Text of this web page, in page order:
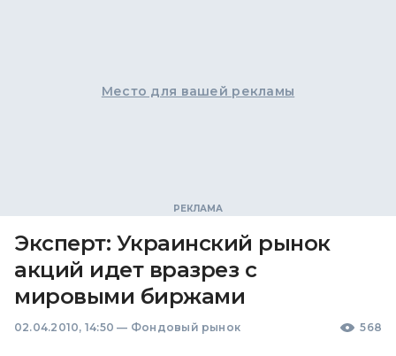
Место для вашей рекламы
Эксперт: Украинский рынок
акций идет вразрез с
мировыми биржами
02.04.2010, 14:50 — Фондовый рынок 568